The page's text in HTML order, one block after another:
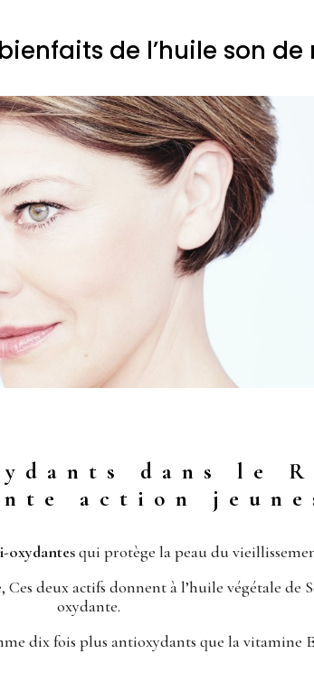
de l’huile son de
dans le
action
oxydantesqui protège la peau du
deux actifs donnent à l’huile végétale
oxydante.
dix fois plus antioxydants que la vitamine